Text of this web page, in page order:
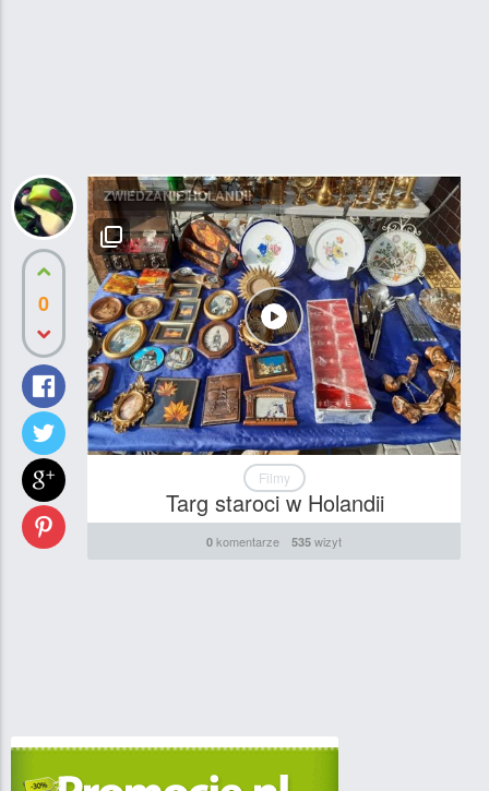
0
ZWIEDZANIE HOLANDII
Filmy
Targ staroci w Holandii
0 komentarze 535 wizyt